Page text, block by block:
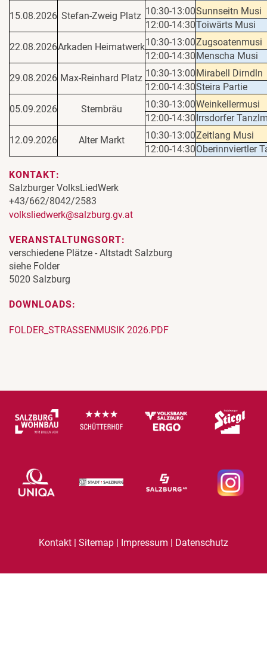
15.08.2026 Stefan-Zweig Platz 10:30-13:00Sunnseitn Musi
12:00-14:30Toiwärts Musi
22.08.2026Arkaden Heimatwerk10:30-13:00Zugsoatenmusi
12:00-14:30Menscha Musi
29.08.2026 Max-Reinhard Platz 10:30-13:00Mirabell Dirndln
12:00-14:30Steira Partie
05.09.2026
Sternbräu 10:30-13:00Weinkellermusi
12:00-14:30Irrsdorfer
12.09.2026
Alter Markt 10:30-13:00Zeitlang Musi
12:00-14:30Oberinnviertler
KONTAKT:
Salzburger VolksLiedWerk
+43/662/8042/2583
volksliedwerk@salzburg.gv.at
VERANSTALTUNGSORT:
verschiedene Plätze - Altstadt Salzburg
siehe Folder
5020 Salzburg
DOWNLOADS:
FOLDER_STRASSENMUSIK 2026.PDF
Kontakt | Sitemap | Impressum | Datenschutz